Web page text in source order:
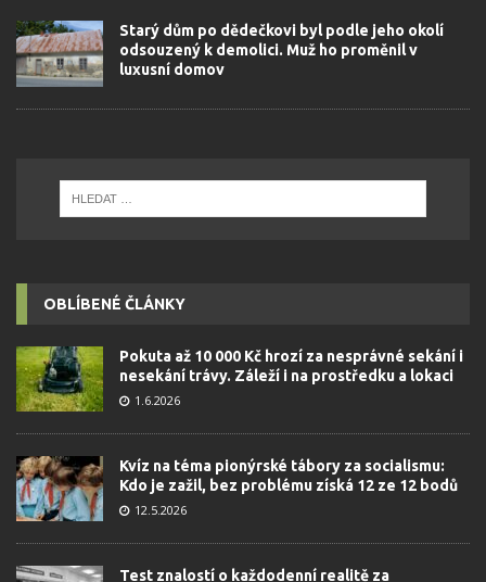
Starý dům po dědečkovi byl podle jeho okolí
odsouzený k demolici. Muž ho proměnil v
luxusní domov
OBLÍBENÉ ČLÁNKY
Pokuta až 10 000 Kč hrozí za nesprávné sekání i
nesekání trávy. Záleží i na prostředku a lokaci
1.6.2026
Kvíz na téma pionýrské tábory za socialismu:
Kdo je zažil, bez problému získá 12 ze 12 bodů
12.5.2026
Test znalostí o každodenní realitě za